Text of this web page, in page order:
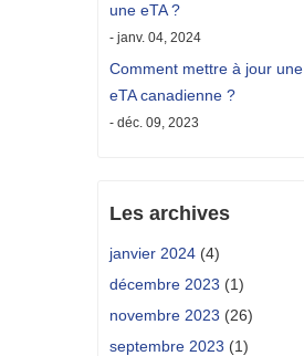
une eTA ?
- janv. 04, 2024
Comment mettre à jour une
eTA canadienne ?
- déc. 09, 2023
Les archives
janvier 2024 (4)
décembre 2023 (1)
novembre 2023 (26)
septembre 2023 (1)